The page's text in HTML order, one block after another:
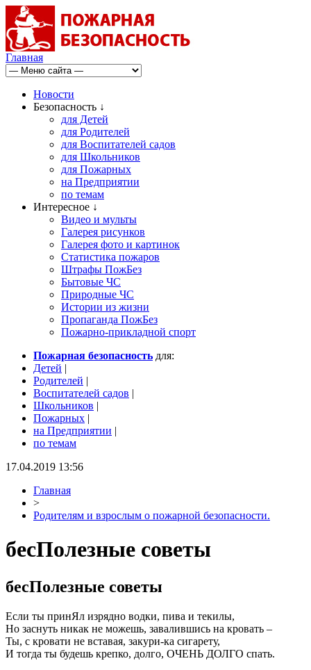
Главная
Новости
Безопасность ↓
для Детей
для Родителей
для Воспитателей садов
для Школьников
для Пожарных
на Предприятии
по темам
Интересное ↓
Видео и мульты
Галерея рисунков
Галерея фото и картинок
Статистика пожаров
Штрафы ПожБез
Бытовые ЧС
Природные ЧС
Истории из жизни
Пропаганда ПожБез
Пожарно-прикладной спорт
Пожарная безопасность для:
Детей |
Родителей |
Воспитателей садов |
Школьников |
Пожарных |
на Предприятии |
по темам
17.04.2019 13:56
Главная
>
Родителям и взрослым о пожарной безопасности.
бесПолезные советы
бесПолезные советы
Если ты принЯл изрядно водки, пива и текилы,
Но заснуть никак не можешь, завалившись на кровать –
Ты, с кровати не вставая, закури-ка сигарету,
И тогда ты будешь крепко, долго, ОЧЕНЬ ДОЛГО спать.